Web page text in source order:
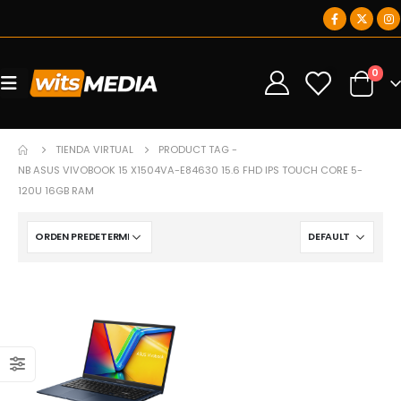
0 0
TIENDA VIRTUAL
PRODUCT TAG -
NB ASUS VIVOBOOK 15 X1504VA-E84630 15.6 FHD IPS TOUCH CORE 5-
120U 16GB RAM